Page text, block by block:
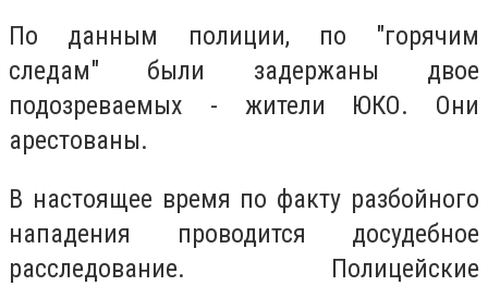
По данным полиции, по "горячим
следам" были задержаны двое
подозреваемых - жители ЮКО. Они
арестованы.
В настоящее время по факту разбойного
нападения проводится досудебное
расследование. Полицейские